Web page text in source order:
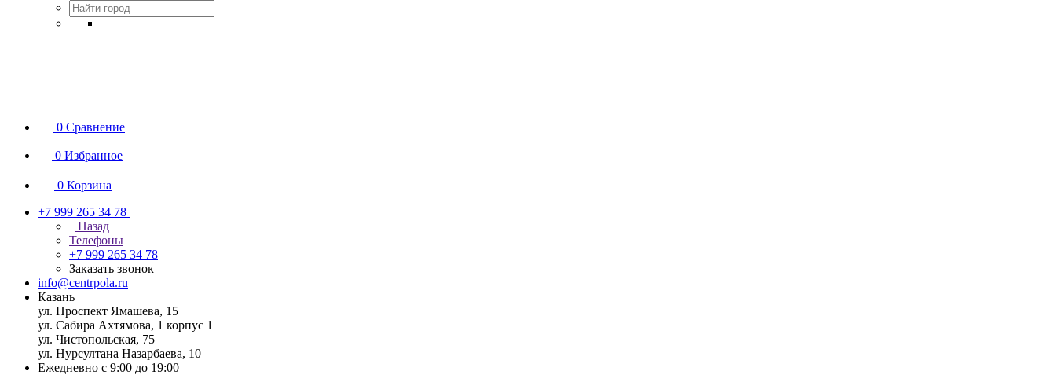
0 Сравнение
0 Избранное
0 Корзина
+7 999 265 34 78
Назад
Телефоны
+7 999 265 34 78
Заказать звонок
info@centrpola.ru
Казань
ул. Проспект Ямашева, 15
ул. Сабира Ахтямова, 1 корпус 1
ул. Чистопольская, 75
ул. Нурсултана Назарбаева, 10
Ежедневно с 9:00 до 19:00